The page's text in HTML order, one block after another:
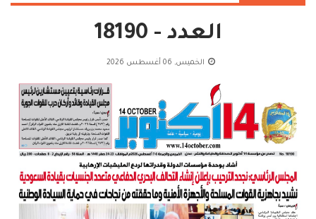
العدد - 18190
الخميس, 06 أغسطس 2026